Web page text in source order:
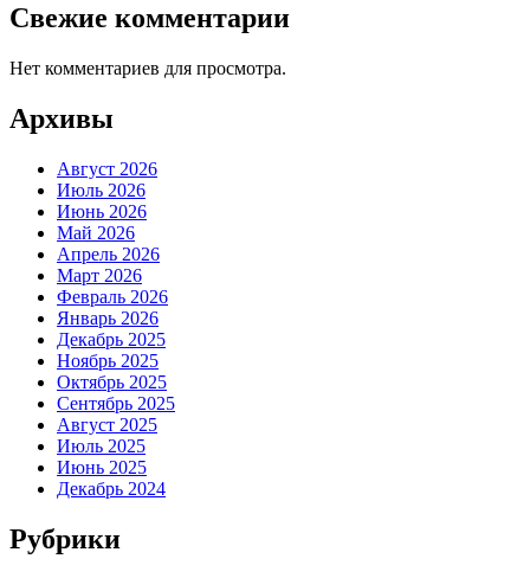
Свежие комментарии
Нет комментариев для просмотра.
Архивы
Август 2026
Июль 2026
Июнь 2026
Май 2026
Апрель 2026
Март 2026
Февраль 2026
Январь 2026
Декабрь 2025
Ноябрь 2025
Октябрь 2025
Сентябрь 2025
Август 2025
Июль 2025
Июнь 2025
Декабрь 2024
Рубрики